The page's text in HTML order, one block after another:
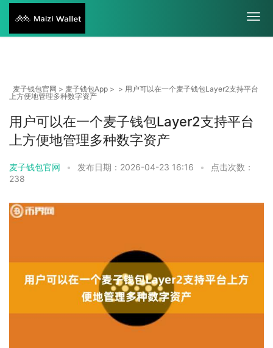
麦子钱包官网 > 麦子钱包App > > 用户可以在一个麦子钱包Layer2支持平台
上方便地管理多种数字资产
用户可以在一个麦子钱包Layer2支持平台
上方便地管理多种数字资产
麦子钱包官网 • 发布日期：2026-04-23 16:16 •
点击次数：
238